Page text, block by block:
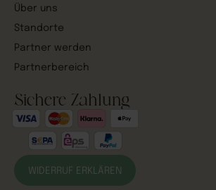
Über uns
Standorte
Partner werden
Partnerbereich
Sichere Zahlung
WIDERRUF ERKLÄREN